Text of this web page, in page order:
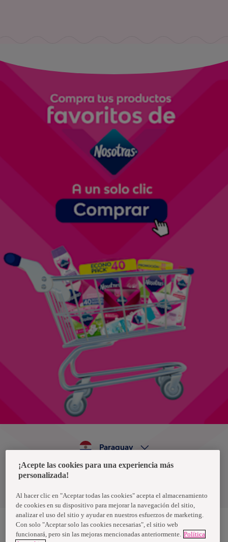
Política de privacidad de datos
Paraguay
¡Acepte las cookies para una experiencia más
personalizada!
Al hacer clic en "Aceptar todas las cookies" acepta el almacenamiento
de cookies en su dispositivo para mejorar la navegación del sitio,
analizar el uso del sitio y ayudar en nuestros esfuerzos de marketing.
Con solo "Aceptar solo las cookies necesarias", el sitio web
funcionará, pero sin las mejoras mencionadas anteriormente. Política